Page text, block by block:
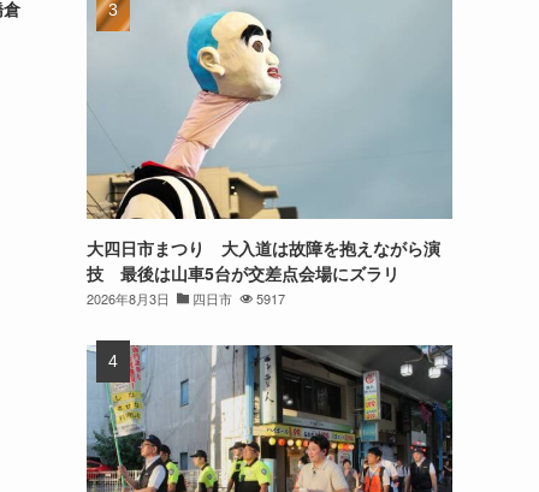
大四日市まつり 大入道は故障を抱えながら演
技 最後は山車5台が交差点会場にズラリ
2026年8月3日 四日市 5917